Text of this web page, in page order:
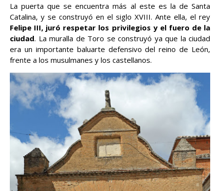
La puerta que se encuentra más al este es la de Santa
Catalina, y se construyó en el siglo XVIII. Ante ella, el rey
Felipe III, juró respetar los privilegios y el fuero de la
ciudad. La muralla de Toro se construyó ya que la ciudad
era un importante baluarte defensivo del reino de León,
frente a los musulmanes y los castellanos.